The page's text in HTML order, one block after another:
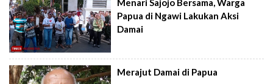
Menari Sajojo Bersama, Warga
Papua di Ngawi Lakukan Aksi
Damai
Merajut Damai di Papua